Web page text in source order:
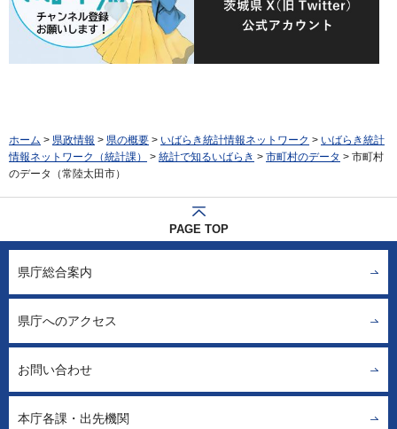
ホーム > 県政情報 > 県の概要 > いばらき統計情報ネットワーク > いばらき統計
情報ネットワーク（統計課）
> 統計で知るいばらき > 市町村のデータ > 市町村
のデータ（常陸太田市）
PAGE TOP
県庁総合案内
県庁へのアクセス
お問い合わせ
本庁各課・出先機関